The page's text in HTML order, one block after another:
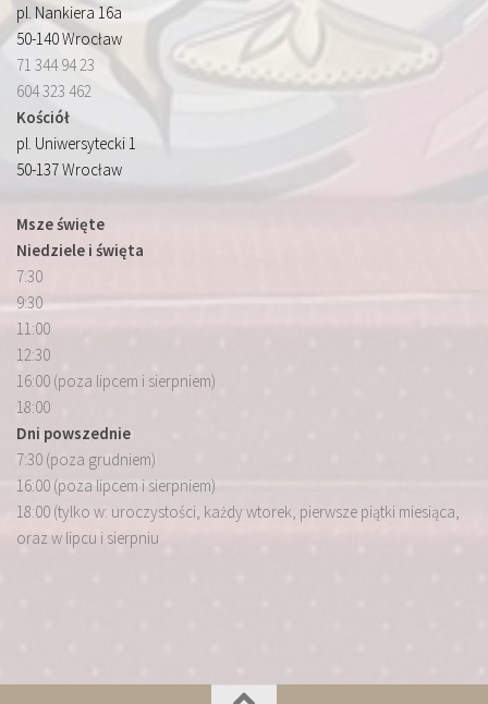
pl. Nankiera 16a
50-140 Wrocław
71 344 94 23
604 323 462
Kościół
pl. Uniwersytecki 1
50-137 Wrocław
Msze święte
Niedziele i święta
7:30
9:30
11:00
12:30
16:00 (poza lipcem i sierpniem)
18:00
Dni powszednie
7:30 (poza grudniem)
16:00 (poza lipcem i sierpniem)
18:00 (tylko w: uroczystości, każdy wtorek, pierwsze piątki miesiąca,
oraz w lipcu i sierpniu